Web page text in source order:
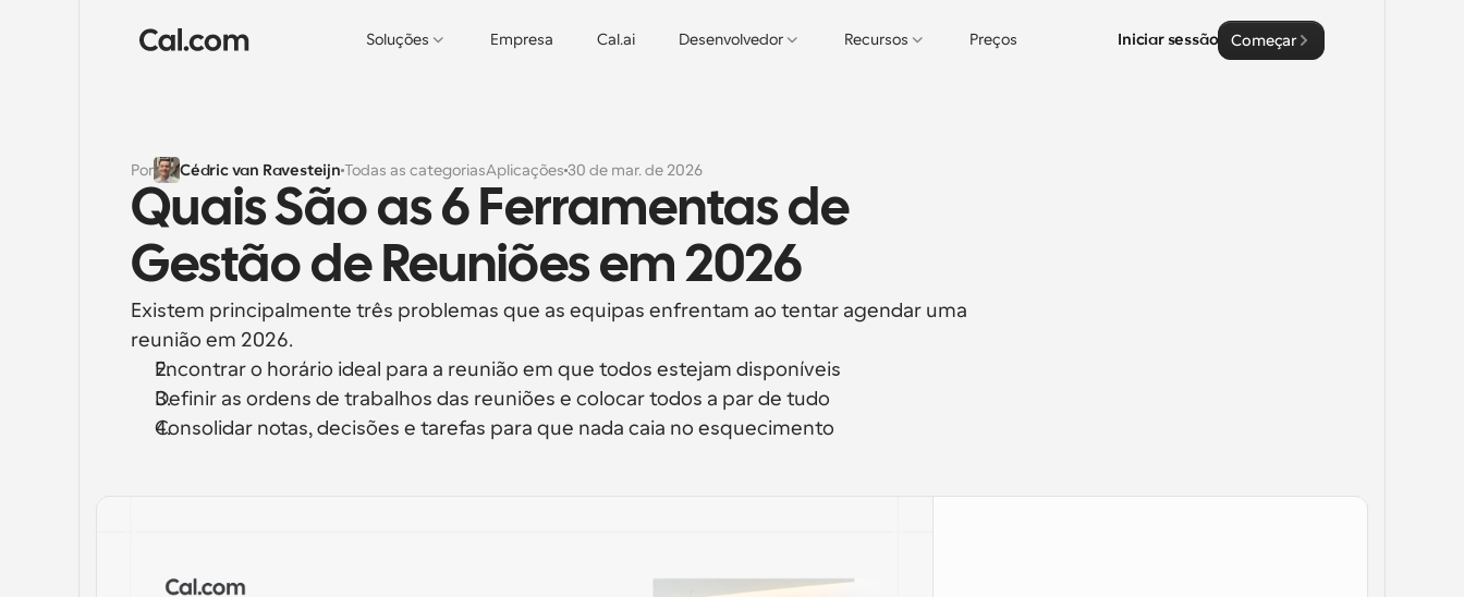
Soluções Empresa Cal.ai Desenvolvedor Recursos Preços Iniciar sessão Começar
Por Cédric van Ravesteijn Todas as categoriasAplicações 30 de mar. de 2026
Quais São as 6 Ferramentas de
Gestão de Reuniões em 2026
Existem principalmente três problemas que as equipas enfrentam ao tentar agendar uma
reunião em 2026.
Encontrar o horário ideal para a reunião em que todos estejam disponíveis
Definir as ordens de trabalhos das reuniões e colocar todos a par de tudo
Consolidar notas, decisões e tarefas para que nada caia no esquecimento